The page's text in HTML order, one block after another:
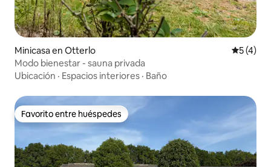
Minicasa en Otterlo
5 (4)
Modo bienestar - sauna privada
Ubicación · Espacios interiores · Baño
Favorito entre huéspedes
Favorito entre huéspedes